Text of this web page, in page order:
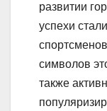
развитии
успехи
символов
также